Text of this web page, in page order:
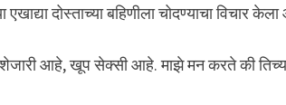
दोस्ताच्या बहिणीला चोदण्याचा विचार
शेजारी आहे, खूप सेक्सी आहे. माझे मन करते की